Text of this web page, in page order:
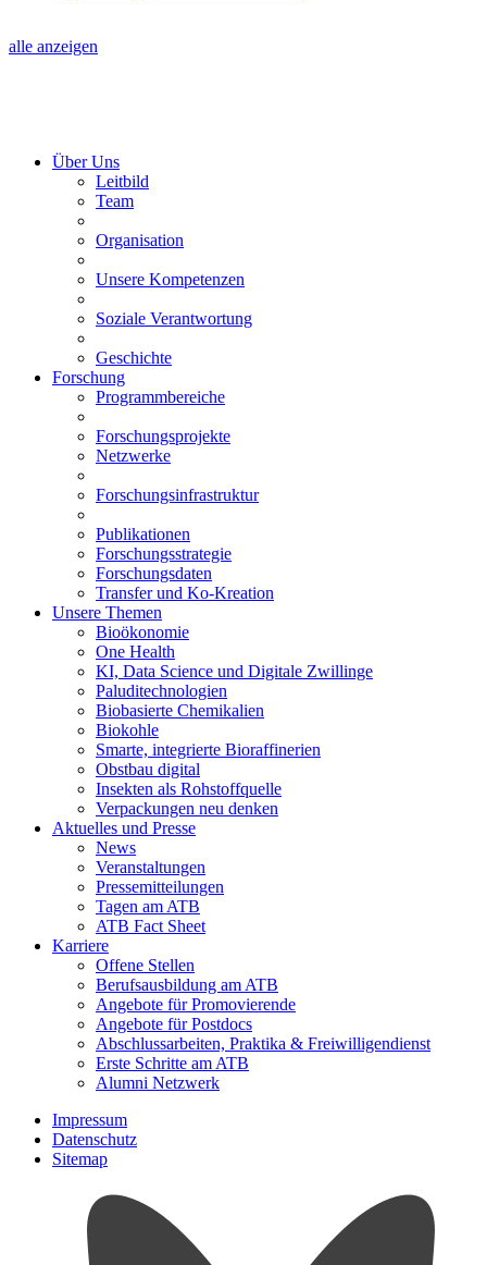
alle anzeigen
Über Uns
Leitbild
Team
Organisation
Unsere Kompetenzen
Soziale Verantwortung
Geschichte
Forschung
Programmbereiche
Forschungsprojekte
Netzwerke
Forschungsinfrastruktur
Publikationen
Forschungsstrategie
Forschungsdaten
Transfer und Ko-Kreation
Unsere Themen
Bioökonomie
One Health
KI, Data Science und Digitale Zwillinge
Paluditechnologien
Biobasierte Chemikalien
Biokohle
Smarte, integrierte Bioraffinerien
Obstbau digital
Insekten als Rohstoffquelle
Verpackungen neu denken
Aktuelles und Presse
News
Veranstaltungen
Pressemitteilungen
Tagen am ATB
ATB Fact Sheet
Karriere
Offene Stellen
Berufsausbildung am ATB
Angebote für Promovierende
Angebote für Postdocs
Abschlussarbeiten, Praktika & Freiwilligendienst
Erste Schritte am ATB
Alumni Netzwerk
Impressum
Datenschutz
Sitemap